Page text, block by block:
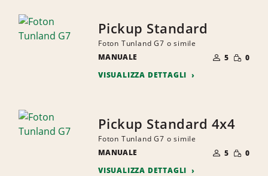
Pickup Standard
Foton Tunland G7 o simile
MANUALE
DI
PERSONE
5 RIDOTTA
0
VISUALIZZA DETTAGLI
Pickup Standard 4x4
Foton Tunland G7 o simile
MANUALE
DI
PERSONE
5 RIDOTTA
0
VISUALIZZA DETTAGLI